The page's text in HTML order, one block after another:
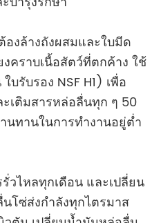
องล้างถังผสมและใบมีด
คราบเนื้อสัตว์ที่ตกค้าง ใช้
รับรอง NSF H1) เพื่อ
เติมสารหล่อลื่นทุก ๆ 50
นทานในการทำงานอยู่ต่ำ
วไหลทุกเดือน และเปลี่ยน
โซ่ส่งกำลังทุกไตรมาส